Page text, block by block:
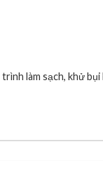
làm sạch, khử bụi